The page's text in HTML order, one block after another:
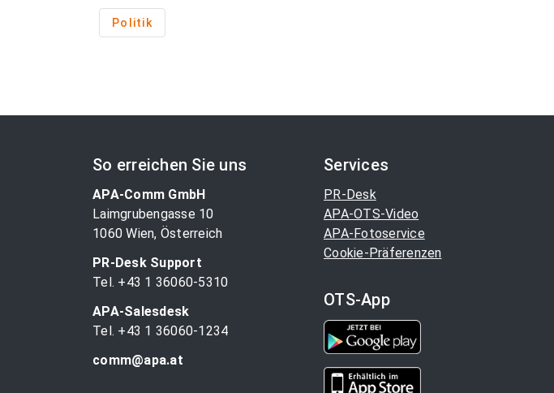
Politik
So erreichen Sie uns
APA-Comm GmbH
Laimgrubengasse 10
1060 Wien, Österreich
PR-Desk Support
Tel. +43 1 36060-5310
APA-Salesdesk
Tel. +43 1 36060-1234
comm@apa.at
Services
PR-Desk
APA-OTS-Video
APA-Fotoservice
Cookie-Präferenzen
OTS-App